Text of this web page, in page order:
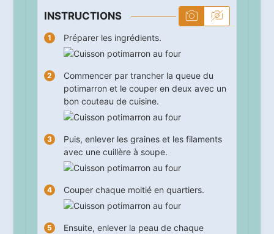
INSTRUCTIONS
Préparer les ingrédients.
Commencer par trancher la queue du
potimarron et le couper en deux avec un
bon couteau de cuisine.
Puis, enlever les graines et les filaments
avec une cuillère à soupe.
Couper chaque moitié en quartiers.
Ensuite, enlever la peau de chaque